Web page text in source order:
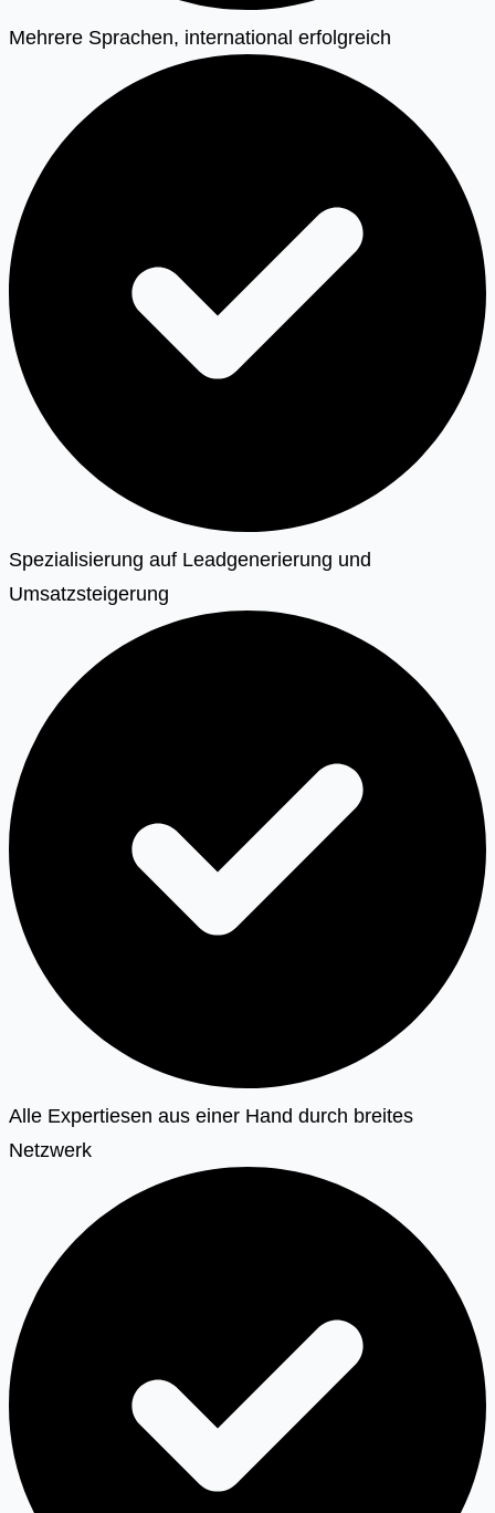
Mehrere Sprachen, international erfolgreich
Spezialisierung auf Leadgenerierung und
Umsatzsteigerung
Alle Expertiesen aus einer Hand durch breites
Netzwerk